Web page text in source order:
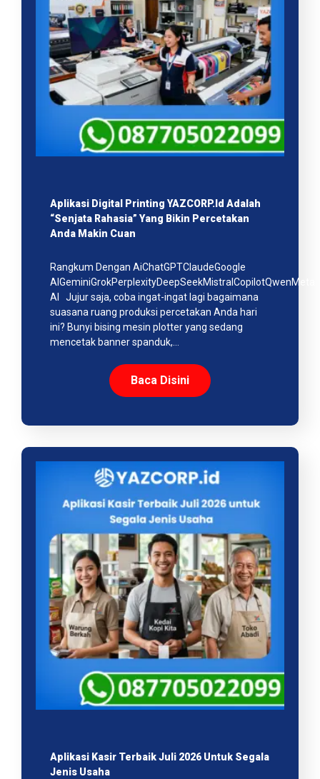
Aplikasi Digital Printing YAZCORP.id Adalah
“Senjata Rahasia” Yang Bikin Percetakan
Anda Makin Cuan
Rangkum Dengan AiChatGPTClaudeGoogle
AIGeminiGrokPerplexityDeepSeekMistralCopilotQwenMeta
AI Jujur saja, coba ingat-ingat lagi bagaimana
suasana ruang produksi percetakan Anda hari
ini? Bunyi bising mesin plotter yang sedang
mencetak banner spanduk,…
Baca Disini
Aplikasi Kasir Terbaik Juli 2026 Untuk Segala
Jenis Usaha